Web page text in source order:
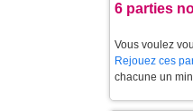
6 parties
Vous voulez
Rejouez ces
chacune un